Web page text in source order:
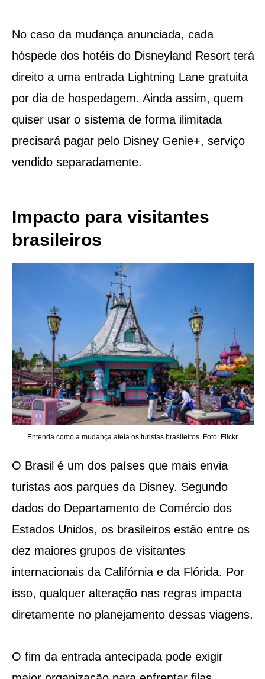
No caso da mudança anunciada, cada
hóspede dos hotéis do Disneyland Resort terá
direito a uma entrada Lightning Lane gratuita
por dia de hospedagem. Ainda assim, quem
quiser usar o sistema de forma ilimitada
precisará pagar pelo Disney Genie+, serviço
vendido separadamente.
Impacto para visitantes
brasileiros
Entenda como a mudança afeta os turistas brasileiros. Foto: Flickr.
O Brasil é um dos países que mais envia
turistas aos parques da Disney. Segundo
dados do Departamento de Comércio dos
Estados Unidos, os brasileiros estão entre os
dez maiores grupos de visitantes
internacionais da Califórnia e da Flórida. Por
isso, qualquer alteração nas regras impacta
diretamente no planejamento dessas viagens.
O fim da entrada antecipada pode exigir